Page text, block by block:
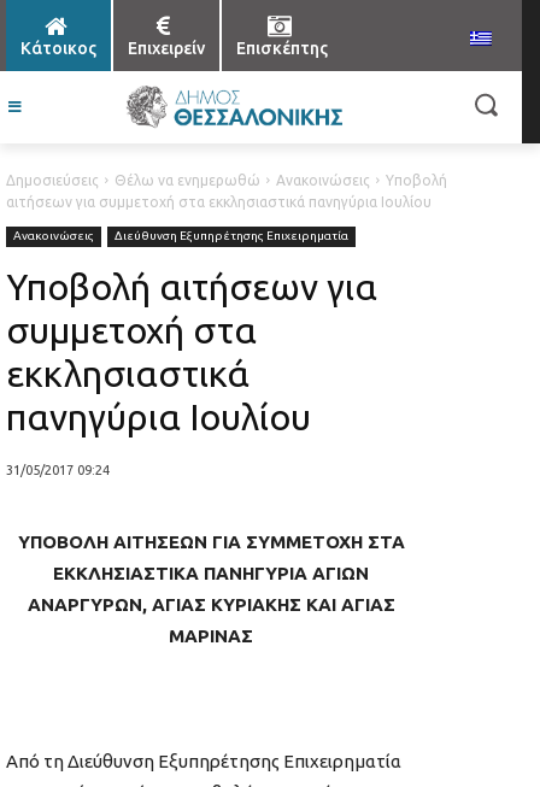
Κάτοικος Επιχειρείν Επισκέπτης
Δημοσιεύσεις Θέλω να ενημερωθώ Ανακοινώσεις
Υποβολή
αιτήσεων για συμμετοχή στα εκκλησιαστικά πανηγύρια Ιουλίου
Ανακοινώσεις Διεύθυνση Εξυπηρέτησης Επιχειρηματία
Υποβολή αιτήσεων για
συμμετοχή στα
εκκλησιαστικά
πανηγύρια Ιουλίου
31/05/2017 09:24
ΥΠΟΒΟΛΗ ΑΙΤΗΣΕΩΝ ΓΙΑ ΣΥΜΜΕΤΟΧΗ ΣΤΑ
ΕΚΚΛΗΣΙΑΣΤΙΚΑ ΠΑΝΗΓΥΡΙΑ ΑΓΙΩΝ
ΑΝΑΡΓΥΡΩΝ, ΑΓΙΑΣ ΚΥΡΙΑΚΗΣ ΚΑΙ ΑΓΙΑΣ
ΜΑΡΙΝΑΣ
Από τη Διεύθυνση Εξυπηρέτησης Επιχειρηματία